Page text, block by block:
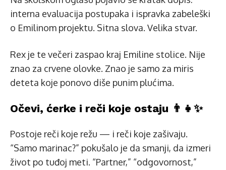
interna evaluacija postupaka i ispravka zabeleški
o Emilinom projektu. Sitna slova. Velika stvar.
Rex je te večeri zaspao kraj Emiline stolice. Nije
znao za crvene olovke. Znao je samo za miris
deteta koje ponovo diše punim plućima.
Očevi, ćerke i reči koje ostaju 👨‍👧✨
Postoje reči koje režu — i reči koje zašivaju.
“Samo marinac?” pokušalo je da smanji, da izmeri
život po tuđoj meti. “Partner,” “odgovornost,”